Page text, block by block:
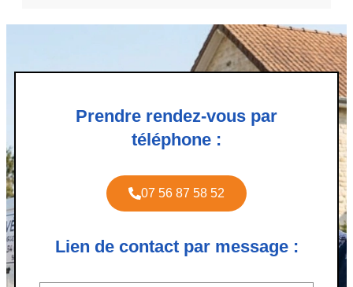
Prendre rendez-vous par
téléphone :
07 56 87 58 52
Lien de contact par message :